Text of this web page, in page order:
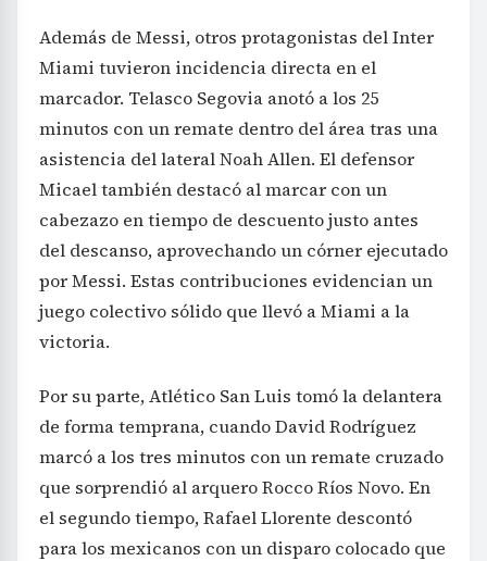
Además de Messi, otros protagonistas del Inter
Miami tuvieron incidencia directa en el
marcador. Telasco Segovia anotó a los 25
minutos con un remate dentro del área tras una
asistencia del lateral Noah Allen. El defensor
Micael también destacó al marcar con un
cabezazo en tiempo de descuento justo antes
del descanso, aprovechando un córner ejecutado
por Messi. Estas contribuciones evidencian un
juego colectivo sólido que llevó a Miami a la
victoria.
Por su parte, Atlético San Luis tomó la delantera
de forma temprana, cuando David Rodríguez
marcó a los tres minutos con un remate cruzado
que sorprendió al arquero Rocco Ríos Novo. En
el segundo tiempo, Rafael Llorente descontó
para los mexicanos con un disparo colocado que